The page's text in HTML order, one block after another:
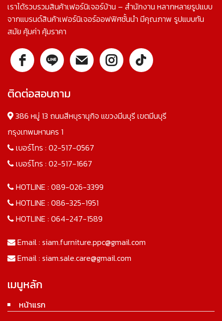
เราได้รวบรวมสินค้าเฟอร์นิเจอร์บ้าน – สำนักงาน หลากหลายรูปแบบ
จากแบรนด์สินค้าเฟอร์นิเจอร์ออฟฟิศชั้นนำ มีคุณภาพ รูปแบบทัน
สมัย คุ้มค่า คุ้มราคา
ติดต่อสอบถาม
386 หมู่ 13 ถนนสีหบุรานุกิจ แขวงมีนบุรี เขตมีนบุรี
กรุงเทพมหานคร 1
เบอร์โทร : 02-517-0567
เบอร์โทร : 02-517-1667
HOTLINE : 089-026-3399
HOTLINE : 086-325-1951
HOTLINE : 064-247-1589
Email : siam.furniture.ppc@gmail.com
Email : siam.sale.care@gmail.com
เมนูหลัก
หน้าแรก